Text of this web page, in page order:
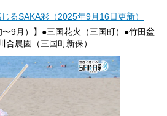
るSAKA彩（2025年9月16日更新）
〜9月）】●三国花火（三国町）●竹田盆
合農園（三国町新保）